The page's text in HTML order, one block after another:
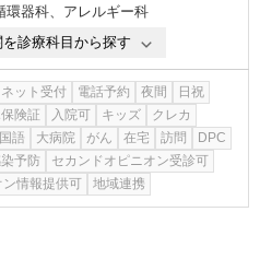
環器科、 アレルギー科
診療科目から探す
ネット受付 電話予約 夜間
日祝
険証 入院可 キッズ
クレカ
語 大病院 がん 在宅 訪問
DPC
予防
セカンドオピニオン受診可
情報提供可
地域連携